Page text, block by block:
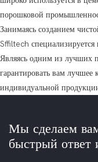
порошковой
Занимаясь созданием
Sffiltech
Являясь одним из лучших
гарантировать вам лучшее
индивидуальной
Мы сделаем
быстрый ответ